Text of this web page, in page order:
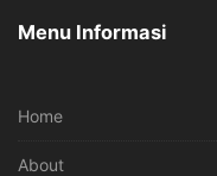
Menu Informasi
Home
About